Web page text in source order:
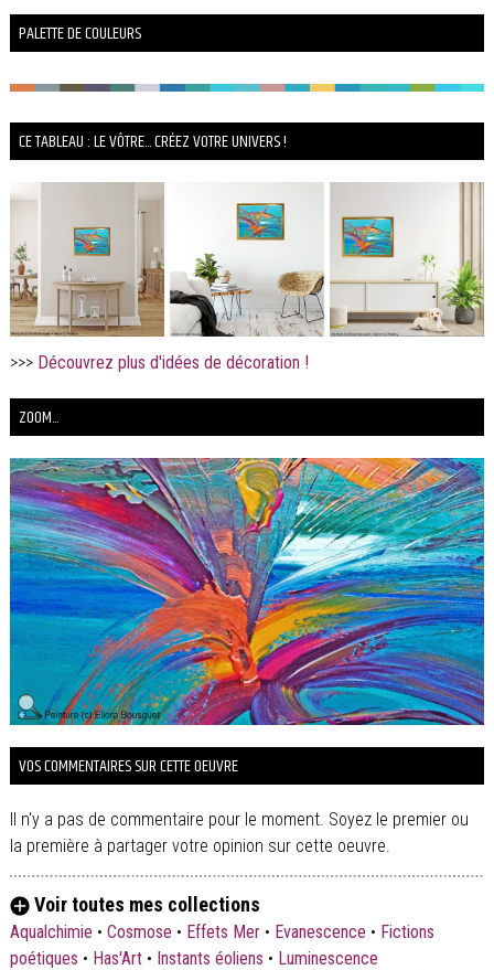
PALETTE DE COULEURS
CE TABLEAU : LE VÔTRE... CRÉEZ VOTRE UNIVERS !
>>> Découvrez plus d'idées de décoration !
ZOOM...
VOS COMMENTAIRES SUR CETTE OEUVRE
Il n'y a pas de commentaire pour le moment. Soyez le premier ou
la première à partager votre opinion sur cette oeuvre.
Voir toutes mes collections
Aqualchimie • Cosmose • Effets Mer• Evanescence • Fictions
poétiques • Has'Art• Instants éoliens • Luminescence